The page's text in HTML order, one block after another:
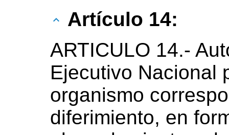
Artículo 14:
ARTICULO 14.-
Ejecutivo Nacional
organismo
diferimiento, en